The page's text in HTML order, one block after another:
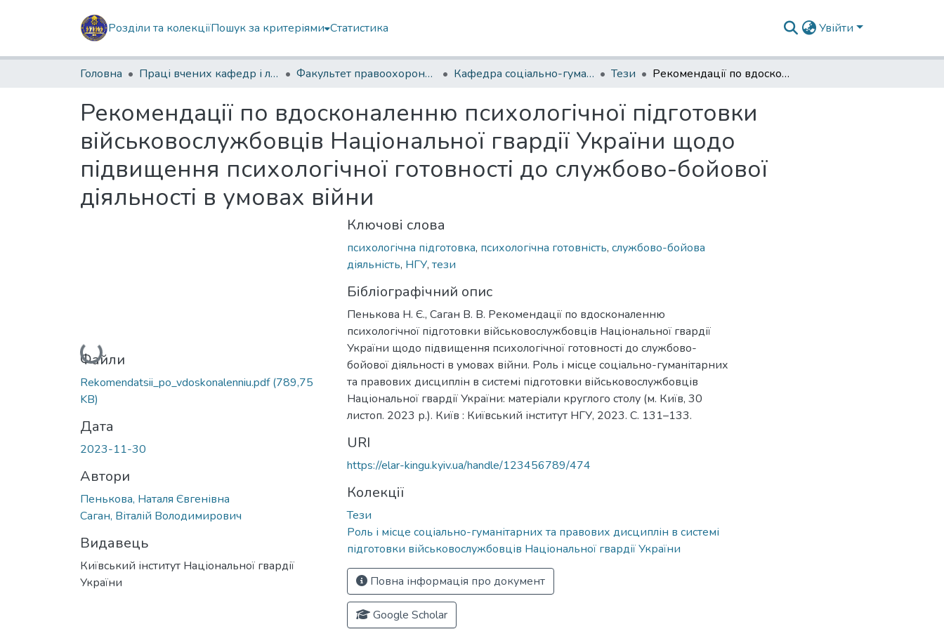
Розділи та колекціїПошук за критеріями Статистика Увійти
Головна Праці вчених кафедр і лабораторій Факультет правоохоронної діяльності Кафедра соціально-гуманітарних дисциплін Тези Рекомендації по вдосконаленню психологічної підготовки військовослужбовців Національної гвардії України щодо підвищення психологічної готовності до службово-бойової діяльності в умовах війни
Рекомендації по вдосконаленню психологічної підготовки
військовослужбовців Національної гвардії України щодо
підвищення психологічної готовності до службово-бойової
діяльності в умовах війни
Вантажиться...
Файли
Rekomendatsii_po_vdoskonalenniu.pdf(789,75
KB)
Дата
2023-11-30
Автори
Пенькова, Наталя Євгенівна
Саган, Віталій Володимирович
Видавець
Київський інститут Національної гвардії
України
Ключові слова
психологічна підготовка, психологічна готовність, службово-бойова
діяльність, НГУ, тези
Бібліографічний опис
Пенькова Н. Є., Саган В. В. Рекомендації по вдосконаленню
психологічної підготовки військовослужбовців Національної гвардії
України щодо підвищення психологічної готовності до службово-
бойової діяльності в умовах війни. Роль і місце соціально-гуманітарних
та правових дисциплін в системі підготовки військовослужбовців
Національної гвардії України: матеріали круглого столу (м. Київ, 30
листоп. 2023 р.). Київ : Київський інститут НГУ, 2023. С. 131–133.
URI
https://elar-kingu.kyiv.ua/handle/123456789/474
Колекції
Тези
Роль і місце соціально-гуманітарних та правових дисциплін в системі
підготовки військовослужбовців Національної гвардії України
Повна інформація про документ
Google Scholar